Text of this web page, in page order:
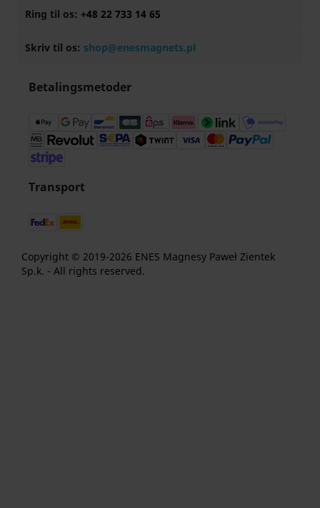
Ring til os: +48 22 733 14 65
Skriv til os: shop@enesmagnets.pl
Betalingsmetoder
Transport
Copyright © 2019-2026 ENES Magnesy Paweł Zientek
Sp.k. - All rights reserved.